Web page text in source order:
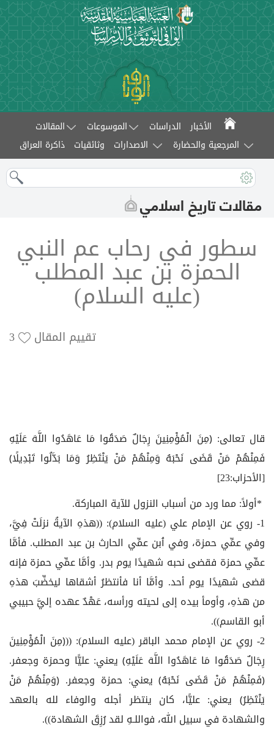
الأخبار الدراسات الموسوعات
المقالات
المرجعية والحضارة
الاصدارات وثائقيات ذاكرة العراق
مقالات تاريخ اسلامي
سطور في رحاب عم النبي
الحمزة بن عبد المطلب
(عليه السلام)
3 تقييم المقال
قال تعالى: ﴿مِنَ الْمُؤْمِنِينَ رِجَالٌ صَدَقُوا مَا عَاهَدُوا اللَّهَ عَلَيْهِ
فَمِنْهُمْ مَنْ قَضَى نَحْبَهُ وَمِنْهُمْ مَنْ يَنْتَظِرُ وَمَا بَدَّلُوا تَبْدِيلًا﴾
[الأحزاب:23]
*أولاً: مما ورد من أسباب النزول للآية المباركة.
1- روي عن الإمام علي (عليه السلام): ((هذهِ الآيةُ نزلَتْ فِيَّ،
وفي عمِّي حمزة، وفي ﭐبن عمِّي الحارث بن عبد المطلب. فأمَّا
عمِّي حمزة فقضى نحبه شهيدًا يوم بدر. وأمَّا عمِّي حمزة فإنه
قضى شهيدًا يوم أحد. وأمَّا أنا فأنتظرُ أشقاها ليخضِّبَ هذهِ
من هذهِ، وأومأ بيده إلى لحيته ورأسه، عَهْدٌ عهده إليَّ حبيبي
أبو القاسم)).
2- روي عن الإمام محمد الباقر (عليه السلام): ((﴿مِنَ الْمُؤْمِنِينَ
رِجَالٌ صَدَقُوا مَا عَاهَدُوا اللَّهَ عَلَيْهِ﴾ يعني: عليًّا وحمزة وجعفر.
﴿فَمِنْهُمْ مَنْ قَضَى نَحْبَهُ﴾ يعني: حمزة وجعفر. ﴿وَمِنْهُمْ مَنْ
يَنْتَظِرُ﴾ يعني: عليًّا، كان ينتظر أجله والوفاء لله بالعهد
والشهادة في سبيل الله، فواللـهِ لقد رُزِقَ الشهادة)).